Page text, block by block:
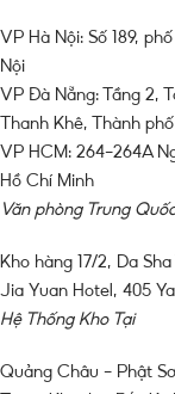
VP Hà Nội: Số 189,
Nội
VP Đà Nẵng: Tầng 2,
Thanh Khê, Thành
VP HCM: 264-264A
Hồ Chí Minh
Văn phòng Trung Quốc
Kho hàng 17/2, Da
Jia Yuan Hotel, 405
Hệ Thống Kho Tại
Quảng Châu – Phật